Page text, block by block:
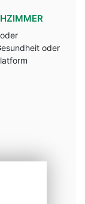
oder